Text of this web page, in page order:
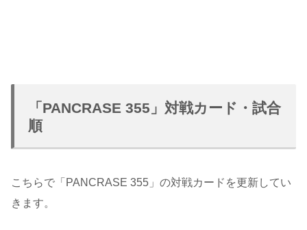
「PANCRASE 355」対戦カード・試合
順
こちらで「PANCRASE 355」の対戦カードを更新してい
きます。